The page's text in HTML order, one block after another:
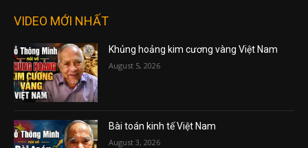
VIDEO MỚI NHẤT
Khủng hoảng kim cương vàng Việt Nam
August 5, 2026
Bài toán kinh tế Việt Nam
August 3, 2026